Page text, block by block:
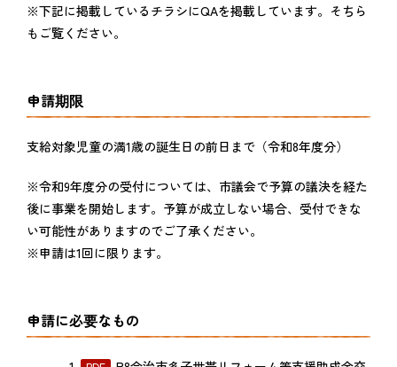
※下記に掲載しているチラシにQAを掲載しています。そちら
もご覧ください。
申請期限
支給対象児童の満1歳の誕生日の前日まで（令和8年度分）
※令和9年度分の受付については、市議会で予算の議決を経た
後に事業を開始します。予算が成立しない場合、受付できな
い可能性がありますのでご了承ください。
※申請は1回に限ります。
申請に必要なもの